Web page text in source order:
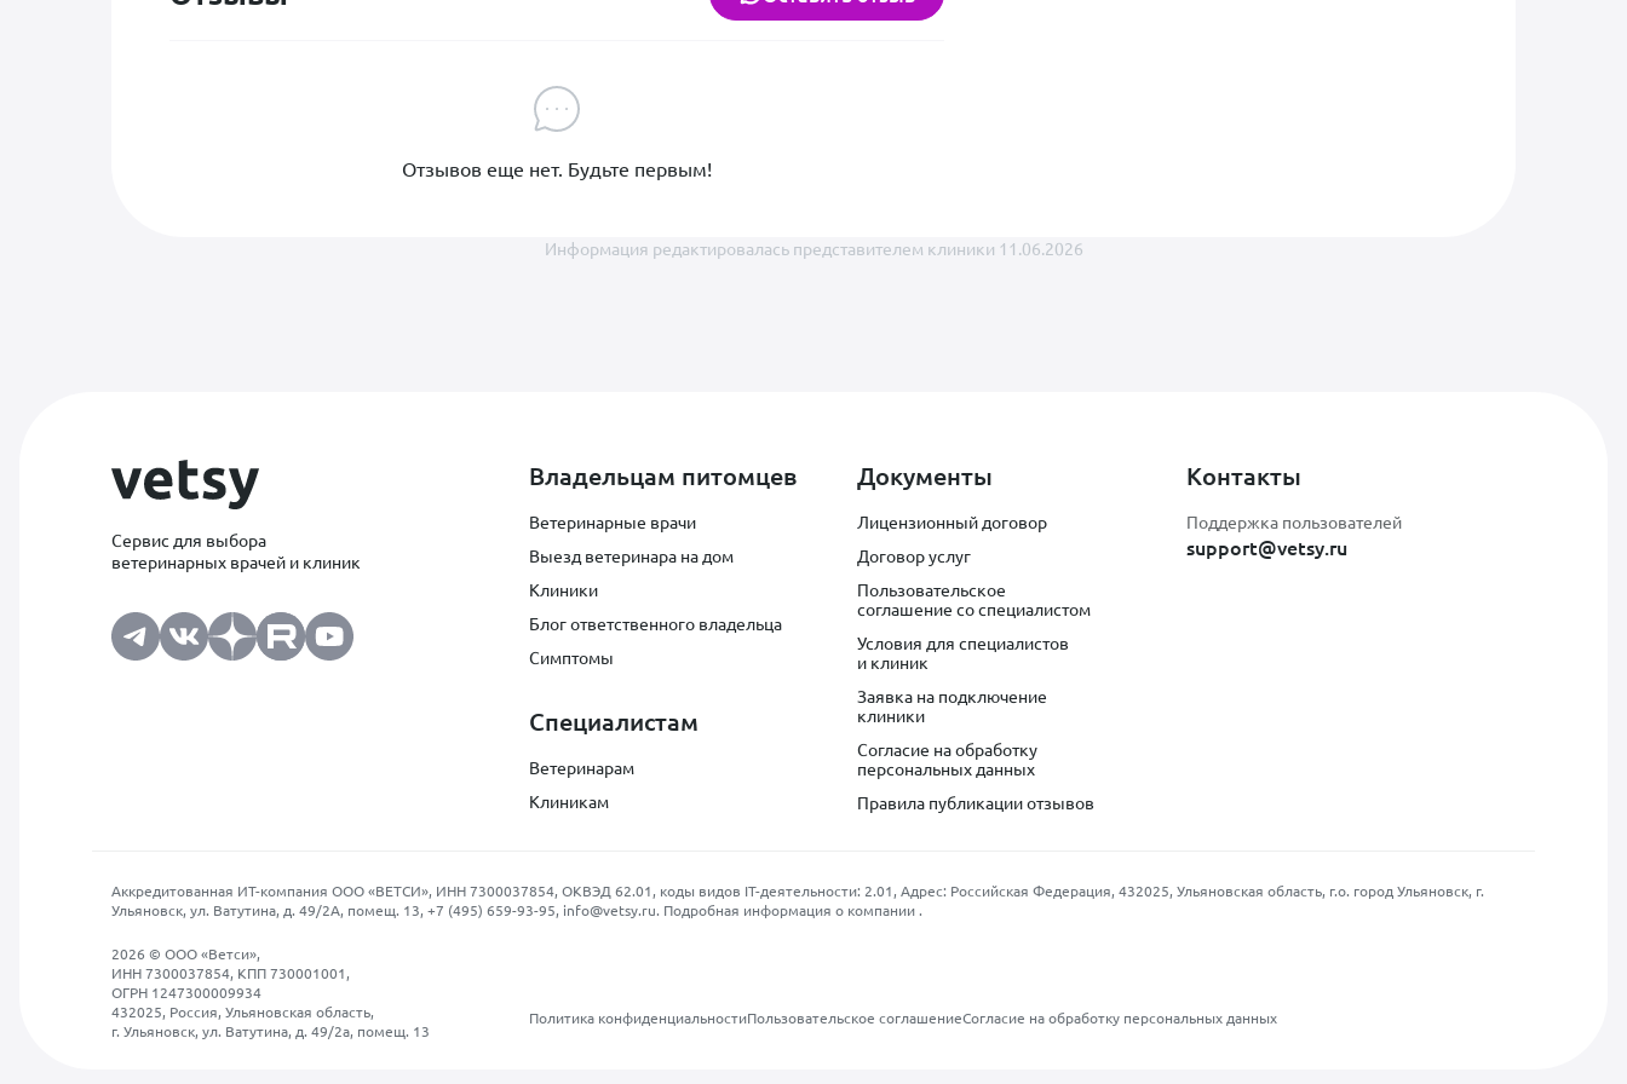
Отзывов еще нет. Будьте первым!
Информация редактировалась представителем клиники 11.06.2026
Сервис для выбора
ветеринарных врачей и клиник
Владельцам питомцев
Ветеринарные врачи
Выезд ветеринара на дом
Клиники
Блог ответственного владельца
Симптомы
Специалистам
Ветеринарам
Клиникам
Документы
Лицензионный договор
Договор услуг
Пользовательское
соглашение со специалистом
Условия для специалистов
и клиник
Заявка на подключение
клиники
Согласие на обработку
персональных данных
Правила публикации отзывов
Контакты
Поддержка пользователей
support@vetsy.ru
Аккредитованная ИТ-компания ООО «ВЕТСИ», ИНН 7300037854, ОКВЭД 62.01, коды видов IT-деятельности: 2.01, Адрес: Российская Федерация, 432025, Ульяновская область, г.о. город Ульяновск, г.
Ульяновск, ул. Ватутина, д. 49/2А, помещ. 13, +7 (495) 659-93-95, info@vetsy.ru. Подробная информация о компании.
2026 © ООО «Ветси»,
ИНН 7300037854, КПП 730001001,
ОГРН 1247300009934
432025, Россия, Ульяновская область,
г. Ульяновск, ул. Ватутина, д. 49/2а, помещ. 13
Политика конфиденциальностиПользовательское соглашениеСогласие на обработку персональных данных